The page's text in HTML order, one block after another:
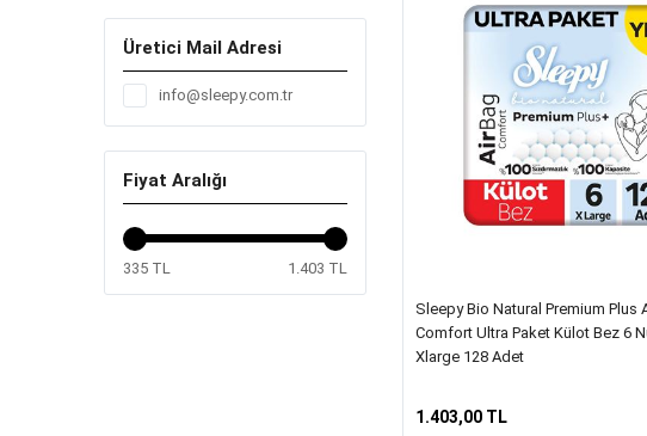
Üretici Mail Adresi
info@sleepy.com.tr
Fiyat Aralığı
335 TL 1.403 TL
Sleepy Bio Natural Premium Plus
Comfort Ultra Paket Külot Bez 6
Xlarge 128 Adet
1.403,00 TL